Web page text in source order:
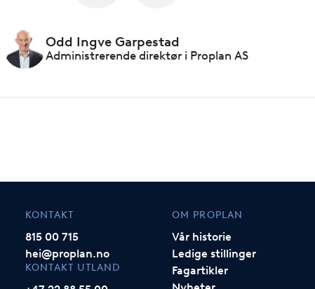
Odd Ingve Garpestad
Administrerende direktør i Proplan AS
KONTAKT
815 00 715
hei@proplan.no
KONTAKT UTLAND
OM PROPLAN
Vår historie
Ledige stillinger
Fagartikler